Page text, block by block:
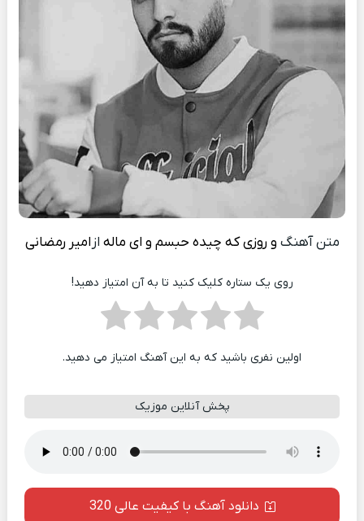
متن آهنگ و روزی که چیده حبسم و ای ماله از امیر رمضانی
روی یک ستاره کلیک کنید تا به آن امتیاز دهید!
اولین نفری باشید که به این آهنگ امتیاز می دهید.
پخش آنلاین موزیک
دانلود آهنگ با کیفیت عالی 320